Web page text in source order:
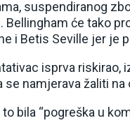
suspendiranog
će tako
i Betis Seville jer je
isprva riskirao,
namjerava žaliti na
bila “pogreška u